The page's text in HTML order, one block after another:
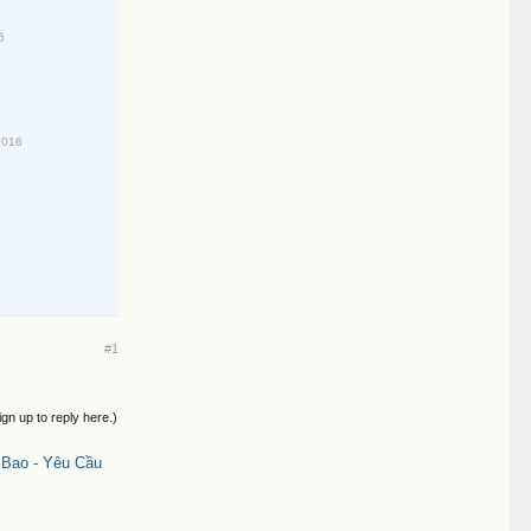
#1
up to reply here.)
- Yêu Cầu